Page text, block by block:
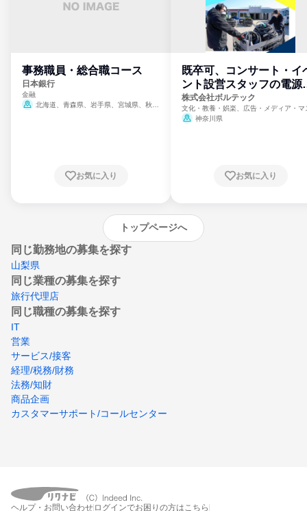
事務職員・総合職コース
日本銀行
金融
北海道、青森県、岩手県、宮城県、秋田
崎県、熊本県、大分県、宮崎県、鹿児島県、
お気に入り
既卒可、コンサート・イ
ント設営スタッフの電源
門
株式会社ボルテック
文化・教養・娯楽、広告・メディア・マ
ミ、電力・ガス・水道・エネルギー
神奈川県
お気に入り
トップページへ
同じ勤務地の募集を探す
山梨県
同じ業種の募集を探す
旅行代理店
同じ職種の募集を探す
IT
営業
サービス/接客
経理/税務/財務
法務/知財
商品企画
カスタマーサポート/コールセンター
ヘルプ・お問い合わせ ログインでお困りの方はこちら